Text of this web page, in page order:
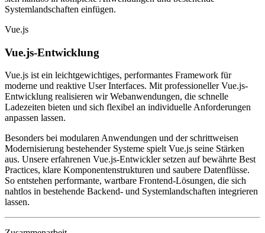
Systemlandschaften einfügen.
Vue.js
Vue.js-Entwicklung
Vue.js ist ein leichtgewichtiges, performantes Framework für
moderne und reaktive User Interfaces. Mit professioneller Vue.js-
Entwicklung realisieren wir Webanwendungen, die schnelle
Ladezeiten bieten und sich flexibel an individuelle Anforderungen
anpassen lassen.
Besonders bei modularen Anwendungen und der schrittweisen
Modernisierung bestehender Systeme spielt Vue.js seine Stärken
aus. Unsere erfahrenen Vue.js-Entwickler setzen auf bewährte Best
Practices, klare Komponentenstrukturen und saubere Datenflüsse.
So entstehen performante, wartbare Frontend-Lösungen, die sich
nahtlos in bestehende Backend- und Systemlandschaften integrieren
lassen.